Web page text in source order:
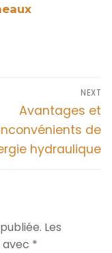
NEXT
Avantages et
de
hydraulique
Les
*